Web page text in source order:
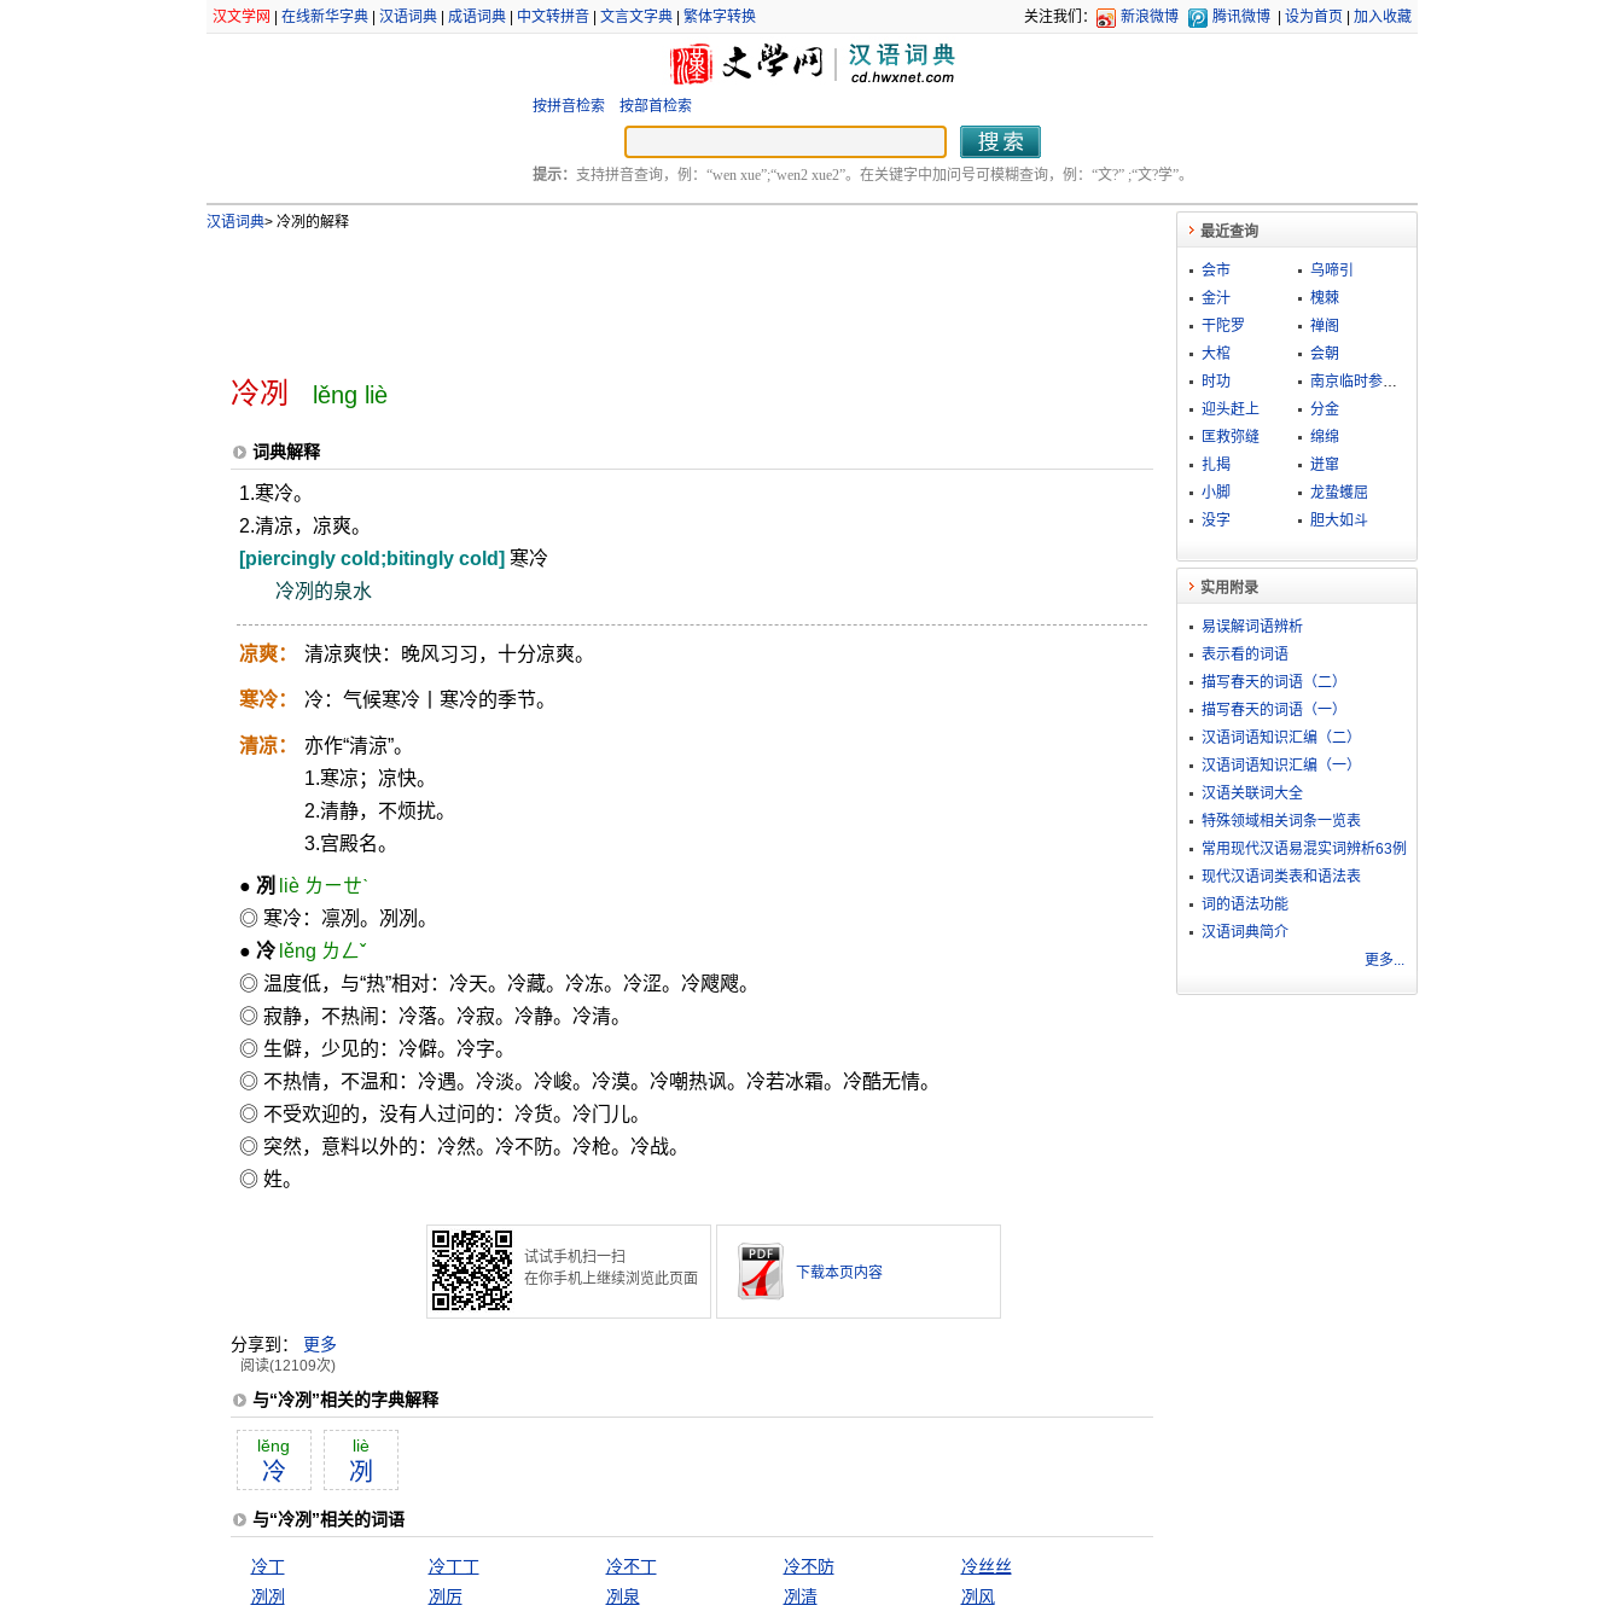
汉文学网 在线新华字典| 汉语词典| 成语词典| 中文转拼音| 文言文字典| 繁体字转换 关注我们： 新浪微博 腾讯微博 设为首页 加入收藏
按拼音检索 按部首检索
提示： 支持拼音查询，例：“wen xue”;“wen2 xue2”。在关键字中加问号可模糊查询，例：“文?” ;“文?学”。
汉语词典>冷冽的解释
冷冽 lěng liè
词典解释
1.寒冷。
2.清凉，凉爽。
[piercingly cold;bitingly cold] 寒冷
冷冽的泉水
凉爽： 清凉爽快：晚风习习，十分凉爽。
寒冷： 冷：气候寒冷丨寒冷的季节。
清凉：
亦作“清涼”。
1.寒凉；凉快。
2.清静，不烦扰。
3.宫殿名。
● 冽
liè ㄌㄧㄝˋ
◎ 寒冷：凛冽。冽冽。
● 冷 lěng ㄌㄥˇ
◎ 温度低，与“热”相对：冷天。冷藏。冷冻。冷涩。冷飕飕。
◎ 寂静，不热闹：冷落。冷寂。冷静。冷清。
◎ 生僻，少见的：冷僻。冷字。
◎ 不热情，不温和：冷遇。冷淡。冷峻。冷漠。冷嘲热讽。冷若冰霜。冷酷无情。
◎ 不受欢迎的，没有人过问的：冷货。冷门儿。
◎ 突然，意料以外的：冷然。冷不防。冷枪。冷战。
◎ 姓。
试试手机扫一扫
在你手机上继续浏览此页面
下载本页内容
分享到： 更多
阅读(12109次)
与“冷冽”相关的字典解释
lĕng
冷
liè
冽
与“冷冽”相关的词语
冷丁 冷丁丁 冷不丁 冷不防
冷丝丝
冽冽
冽厉 冽泉 冽清 冽风
最近查询
会市
乌啼引
金汁
槐棘
干陀罗
禅阁
大棺
会朝
时功
南京临时参议院
迎头赶上
分金
匡救弥缝
绵绵
扎揭
迸窜
小脚
龙蛰蠖屈
没字
胆大如斗
实用附录
易误解词语辨析
表示看的词语
描写春天的词语（二）
描写春天的词语（一）
汉语词语知识汇编（二）
汉语词语知识汇编（一）
汉语关联词大全
特殊领域相关词条一览表
常用现代汉语易混实词辨析63例
现代汉语词类表和语法表
词的语法功能
汉语词典简介
更多...